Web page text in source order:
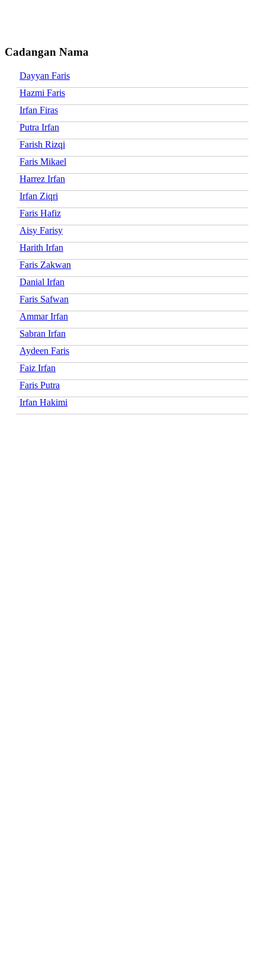
Cadangan Nama
Dayyan Faris
Hazmi Faris
Irfan Firas
Putra Irfan
Farish Rizqi
Faris Mikael
Harrez Irfan
Irfan Ziqri
Faris Hafiz
Aisy Farisy
Harith Irfan
Faris Zakwan
Danial Irfan
Faris Safwan
Ammar Irfan
Sabran Irfan
Aydeen Faris
Faiz Irfan
Faris Putra
Irfan Hakimi